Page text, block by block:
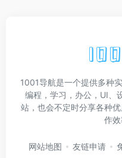
1001导航是一个提供多种
编程，学习，办公，UI、
站，也会不定时分享各种
作效
网站地图 友链申请